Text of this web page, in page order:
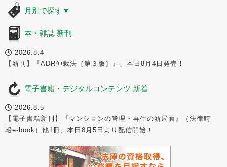
月別で探す ▼
本・雑誌 新刊
2026.8.4
【新刊】『ADR仲裁法［第３版］』、本日8月4日発売！
電子書籍・デジタルコンテンツ 新着
2026.8.5
【電子書籍新刊】『マンションの管理・再生の新局面』（法律時
報e-book）他1冊、本日8月5日より配信開始！